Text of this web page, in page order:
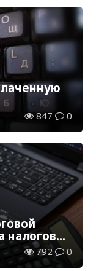
847 0
налогов
792 0